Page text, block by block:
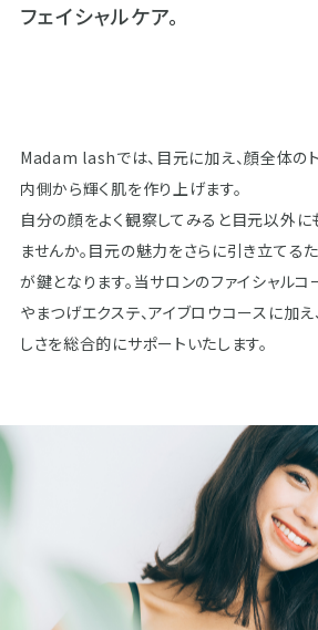
​​​​​​​フェイシャルケア。
Madam lashでは、目元に加え、顔全体の
内側から輝く肌を作り上げます。
自分の顔をよく観察してみると目元以外
ませんか。目元の魅力をさらに引き立てる
が鍵となります。当サロンのファイシャル
やまつげエクステ、アイブロウコースに加
しさを総合的にサポートいたします。